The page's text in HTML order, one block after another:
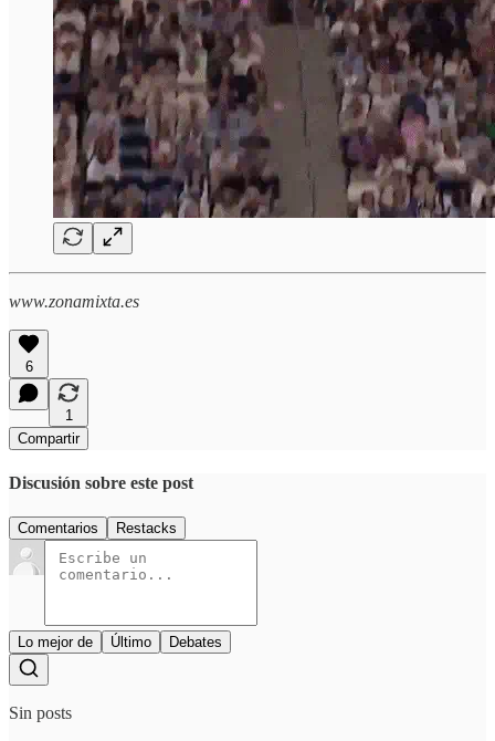
www.zonamixta.es
6
1
Compartir
Discusión sobre este post
Comentarios Restacks
Lo mejor de Último Debates
Sin posts